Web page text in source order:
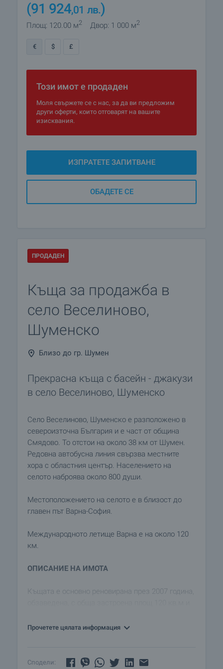
(91 924,01 лв.)
Площ: 120.00 м2 Двор: 1 000 м2
€ $ £
Този имот е продаден
Моля свържете се с нас, за да ви предложим
други оферти, които отговарят на вашите
изисквания.
ИЗПРАТЕТЕ ЗАПИТВАНЕ
ОБАДЕТЕ СЕ
ПРОДАДЕН
Къща за продажба в
село Веселиново,
Шуменско
Близо до гр. Шумен
Прекрасна къща с басейн - джакузи
в село Веселиново, Шуменско
Село Веселиново, Шуменско е разположено в
североизточна България и е част от община
Смядово. То отстои на около 38 км от Шумен.
Редовна автобусна линия свързва местните
хора с областния център. Населението на
селото наброява около 800 души.
Местоположението на селото е в близост до
главен път Варна-София.
Международното летище Варна е на около 120
км.
ОПИСАНИЕ НА ИМОТА
Къщата е основно реновирана през 2007 година,
всекидневна, голяма кухня, 2 бани, 2 коридора с
определено пространство в двора за паркиране
Прочетете цялата информация
Сподели: